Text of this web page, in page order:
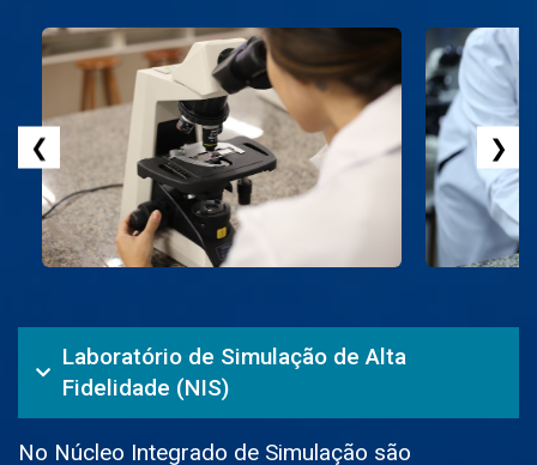
❮ ❯
Laboratório de Simulação de Alta
Fidelidade (NIS)
No Núcleo Integrado de Simulação são